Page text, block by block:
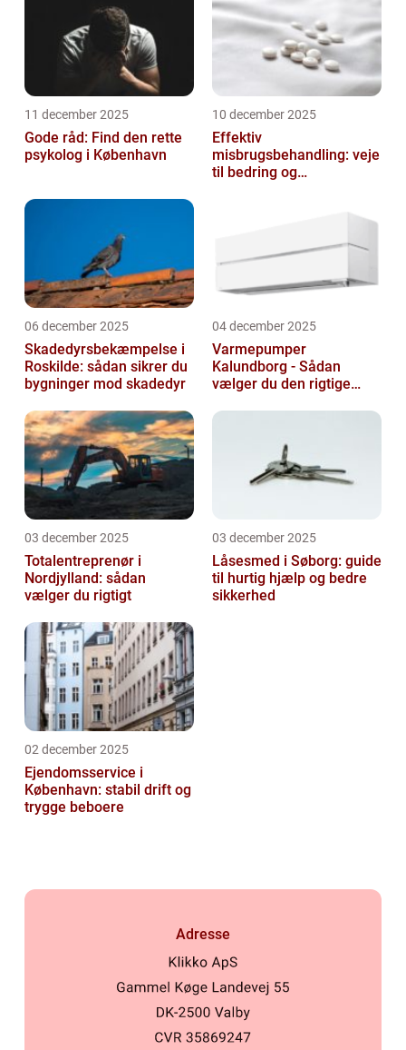
11 december 2025
Gode råd: Find den rette
psykolog i København
10 december 2025
Effektiv
misbrugsbehandling: veje
til bedring og
06 december 2025
Skadedyrsbekæmpelse i
Roskilde: sådan sikrer du
bygninger mod skadedyr
04 december 2025
Varmepumper
Kalundborg - Sådan
vælger du den rigtige
03 december 2025
Totalentreprenør i
Nordjylland: sådan
vælger du rigtigt
03 december 2025
Låsesmed i Søborg: guide
til hurtig hjælp og bedre
sikkerhed
02 december 2025
Ejendomsservice i
København: stabil drift og
trygge beboere
Adresse